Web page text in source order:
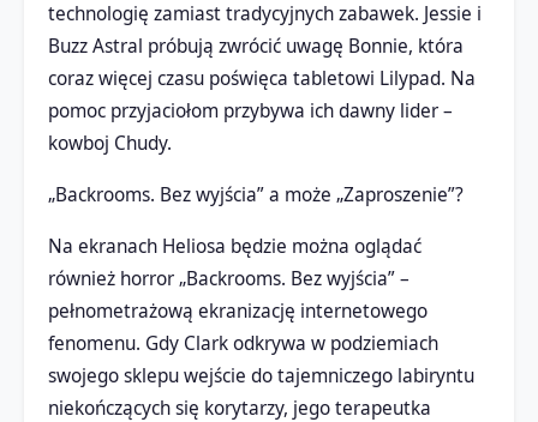
technologię zamiast tradycyjnych zabawek. Jessie i
Buzz Astral próbują zwrócić uwagę Bonnie, która
coraz więcej czasu poświęca tabletowi Lilypad. Na
pomoc przyjaciołom przybywa ich dawny lider –
kowboj Chudy.
„Backrooms. Bez wyjścia” a może „Zaproszenie”?
Na ekranach Heliosa będzie można oglądać
również horror „Backrooms. Bez wyjścia” –
pełnometrażową ekranizację internetowego
fenomenu. Gdy Clark odkrywa w podziemiach
swojego sklepu wejście do tajemniczego labiryntu
niekończących się korytarzy, jego terapeutka